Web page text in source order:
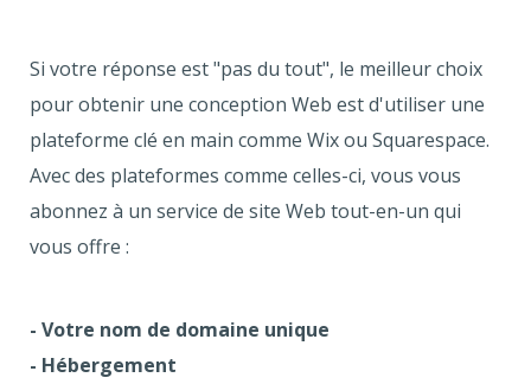
Si votre réponse est "pas du tout", le meilleur choix
pour obtenir une conception Web est d'utiliser une
plateforme clé en main comme Wix ou Squarespace.
Avec des plateformes comme celles-ci, vous vous
abonnez à un service de site Web tout-en-un qui
vous offre :
- Votre nom de domaine unique
- Hébergement